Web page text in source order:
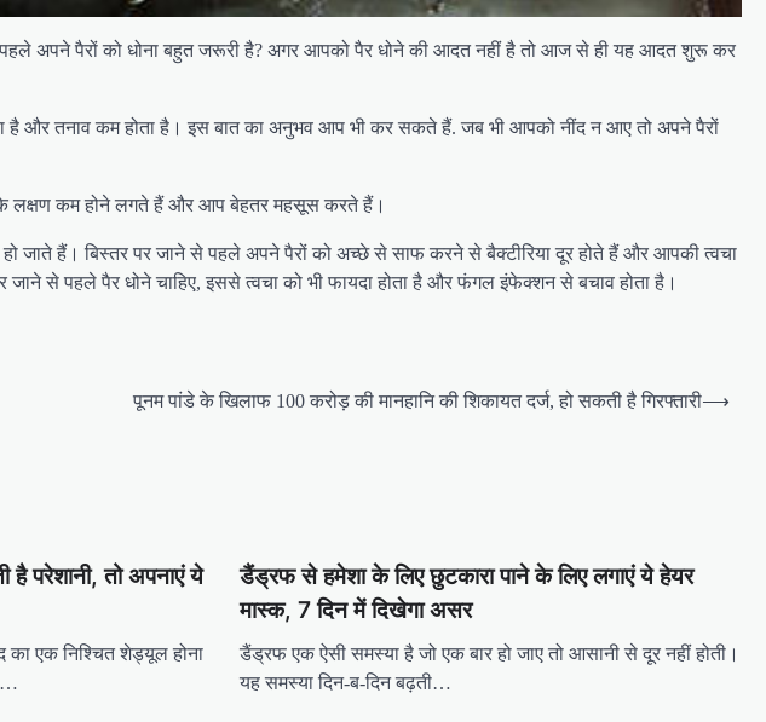
पहले अपने पैरों को धोना बहुत जरूरी है? अगर आपको पैर धोने की आदत नहीं है तो आज से ही यह आदत शुरू कर
है और तनाव कम होता है। इस बात का अनुभव आप भी कर सकते हैं. जब भी आपको नींद न आए तो अपने पैरों
के लक्षण कम होने लगते हैं और आप बेहतर महसूस करते हैं।
हो जाते हैं। बिस्तर पर जाने से पहले अपने पैरों को अच्छे से साफ करने से बैक्टीरिया दूर होते हैं और आपकी त्वचा
से पहले पैर धोने चाहिए, इससे त्वचा को भी फायदा होता है और फंगल इंफेक्शन से बचाव होता है।
पूनम पांडे के खिलाफ 100 करोड़ की मानहानि की शिकायत दर्ज, हो सकती है गिरफ्तारी⟶
है परेशानी, तो अपनाएं ये
एक निश्चित शेड्यूल होना
डैंड्रफ से हमेशा के लिए छुटकारा पाने के लिए लगाएं ये हेयर
मास्क, 7 दिन में दिखेगा असर
डैंड्रफ एक ऐसी समस्या है जो एक बार हो जाए तो आसानी से दूर नहीं होती।
यह समस्या दिन-ब-दिन बढ़ती…